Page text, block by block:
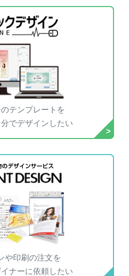
テンプレートを
でデザインしたい
や印刷の注文を
ナーに依頼したい